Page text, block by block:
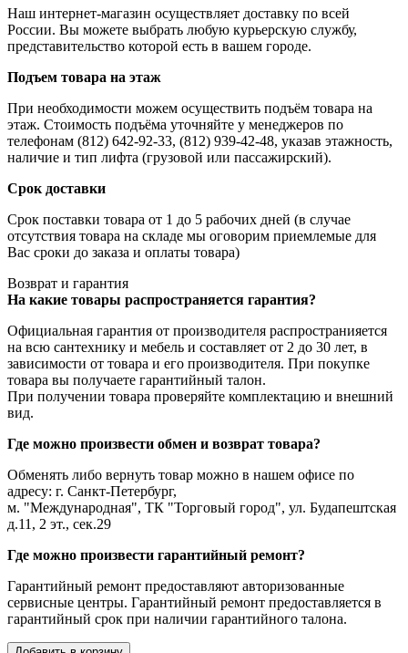
Наш интернет-магазин осуществляет доставку по всей
России. Вы можете выбрать любую курьерскую службу,
представительство которой есть в вашем городе.
Подъем товара на этаж
При необходимости можем осуществить подъём товара на
этаж. Стоимость подъёма уточняйте у менеджеров по
телефонам (812) 642-92-33, (812) 939-42-48, указав этажность,
наличие и тип лифта (грузовой или пассажирский).
Срок доставки
Срок поставки товара от 1 до 5 рабочих дней (в случае
отсутствия товара на складе мы оговорим приемлемые для
Вас сроки до заказа и оплаты товара)
Возврат и гарантия
На какие товары распространяется гарантия?
Официальная гарантия от производителя распространияется
на всю сантехнику и мебель и составляет от 2 до 30 лет, в
зависимости от товара и его производителя. При покупке
товара вы получаете гарантийный талон.
При получении товара проверяйте комплектацию и внешний
вид.
Где можно произвести обмен и возврат товара?
Обменять либо вернуть товар можно в нашем офисе по
адресу: г. Санкт-Петербург,
м. "Международная", ТК "Торговый город", ул. Будапештская
д.11, 2 эт., сек.29
Где можно произвести гарантийный ремонт?
Гарантийный ремонт предоставляют авторизованные
сервисные центры. Гарантийный ремонт предоставляется в
гарантийный срок при наличии гарантийного талона.